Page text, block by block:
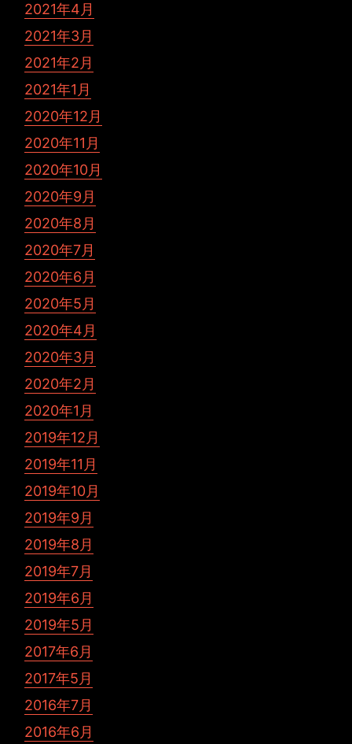
2021年4月
2021年3月
2021年2月
2021年1月
2020年12月
2020年11月
2020年10月
2020年9月
2020年8月
2020年7月
2020年6月
2020年5月
2020年4月
2020年3月
2020年2月
2020年1月
2019年12月
2019年11月
2019年10月
2019年9月
2019年8月
2019年7月
2019年6月
2019年5月
2017年6月
2017年5月
2016年7月
2016年6月